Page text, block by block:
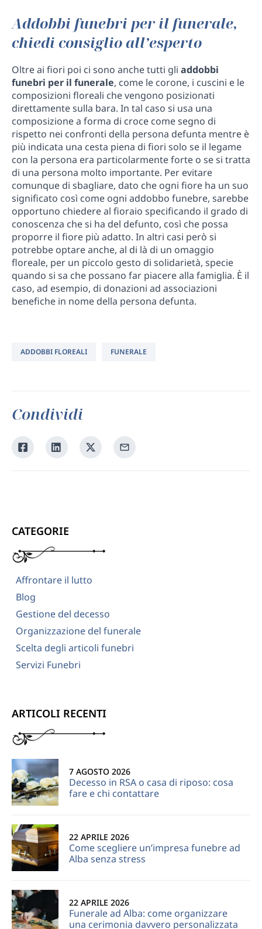
Addobbi funebri per il funerale,
chiedi consiglio all’esperto
Oltre ai fiori poi ci sono anche tutti gli addobbi
funebri per il funerale, come le corone, i cuscini e le
composizioni floreali che vengono posizionati
direttamente sulla bara. In tal caso si usa una
composizione a forma di croce come segno di
rispetto nei confronti della persona defunta mentre è
più indicata una cesta piena di fiori solo se il legame
con la persona era particolarmente forte o se si tratta
di una persona molto importante. Per evitare
comunque di sbagliare, dato che ogni fiore ha un suo
significato così come ogni addobbo funebre, sarebbe
opportuno chiedere al fioraio specificando il grado di
conoscenza che si ha del defunto, così che possa
proporre il fiore più adatto. In altri casi però si
potrebbe optare anche, al di là di un omaggio
floreale, per un piccolo gesto di solidarietà, specie
quando si sa che possano far piacere alla famiglia. È il
caso, ad esempio, di donazioni ad associazioni
benefiche in nome della persona defunta.
ADDOBBI FLOREALI FUNERALE
Condividi
Condividi
su
Condividi
su
Condividi
su
Condividi
tramite
CATEGORIE
Affrontare il lutto
Blog
Gestione del decesso
Organizzazione del funerale
Scelta degli articoli funebri
Servizi Funebri
ARTICOLI RECENTI
Decesso in RSA o casa di riposo: cosa
fare e chi contattare
7 AGOSTO 2026
Come scegliere un’impresa funebre ad
Alba senza stress
22 APRILE 2026
Funerale ad Alba: come organizzare
una cerimonia davvero personalizzata
22 APRILE 2026